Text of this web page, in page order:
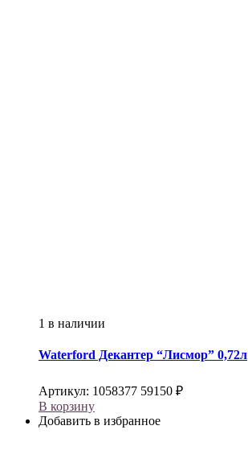
1 в наличии
Waterford Декантер “Лисмор” 0,72л
Артикул: 1058377 59150 ₽
В корзину
Добавить в избранное